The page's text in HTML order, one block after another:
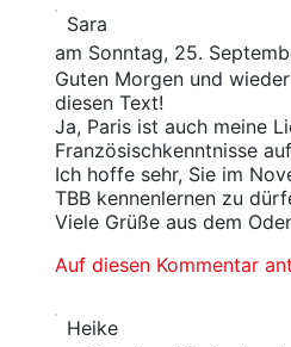
Sara
am Sonntag, 25.
Guten Morgen und
diesen Text!
Ja, Paris ist auch meine
Französischkenntnisse
Ich hoffe sehr, Sie im
TBB kennenlernen zu
Viele Grüße aus dem
Auf diesen Kommentar
Heike